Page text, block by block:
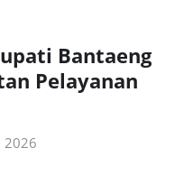
Bantaeng
Pelayanan
2026